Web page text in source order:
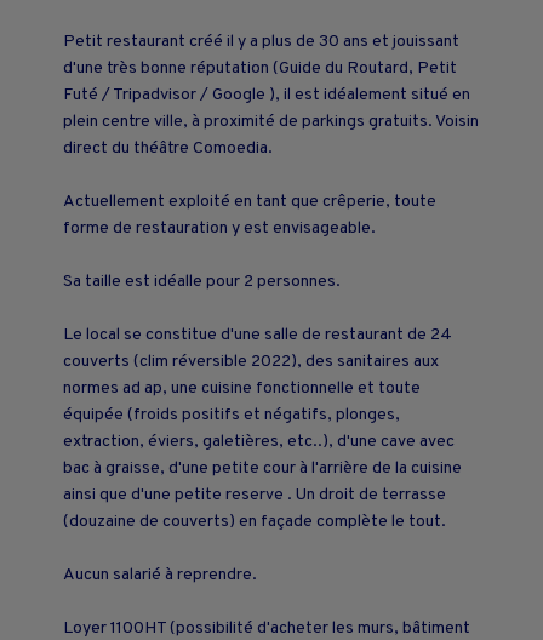
Petit restaurant créé il y a plus de 30 ans et jouissant
d'une très bonne réputation (Guide du Routard, Petit
Futé / Tripadvisor / Google ), il est idéalement situé en
plein centre ville, à proximité de parkings gratuits. Voisin
direct du théâtre Comoedia.
Actuellement exploité en tant que crêperie, toute
forme de restauration y est envisageable.
Sa taille est idéalle pour 2 personnes.
Le local se constitue d'une salle de restaurant de 24
couverts (clim réversible 2022), des sanitaires aux
normes ad ap, une cuisine fonctionnelle et toute
équipée (froids positifs et négatifs, plonges,
extraction, éviers, galetières, etc..), d'une cave avec
bac à graisse, d'une petite cour à l'arrière de la cuisine
ainsi que d'une petite reserve . Un droit de terrasse
(douzaine de couverts) en façade complète le tout.
Aucun salarié à reprendre.
Loyer 1100HT (possibilité d'acheter les murs, bâtiment